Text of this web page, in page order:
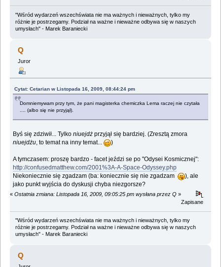
"Wśród wydarzeń wszechświata nie ma ważnych i nieważnych, tylko my
różnie je postrzegamy. Podział na ważne i nieważne odbywa się w naszych
umysłach" - Marek Baraniecki
Q
Juror
Cytat: Cetarian w Listopada 16, 2009, 08:44:24 pm
Domniemywam przy tym, że pani magisterka chemiczka Lema raczej nie czytała
.... (albo się nie przyjął).
Byś się zdziwił... Tylkoniuejdż przyjął się bardziej. (Zresztą zmora
niuejdżu , to temat na inny temat... )
A tymczasem: proszę bardzo - facet jeździ se po "Odysei Kosmicznej":
http://confusedmatthew.com/2001%3A-A-Space-Odyssey.php
Niekoniecznie się zgadzam (ba: koniecznie się nie zgadzam
), ale
jako punkt wyjścia do dyskusji chyba niezgorsze?
« Ostatnia zmiana: Listopada 16, 2009, 09:05:25 pm wysłana przez Q »
Zapisane
"Wśród wydarzeń wszechświata nie ma ważnych i nieważnych, tylko my
różnie je postrzegamy. Podział na ważne i nieważne odbywa się w naszych
umysłach" - Marek Baraniecki
Q